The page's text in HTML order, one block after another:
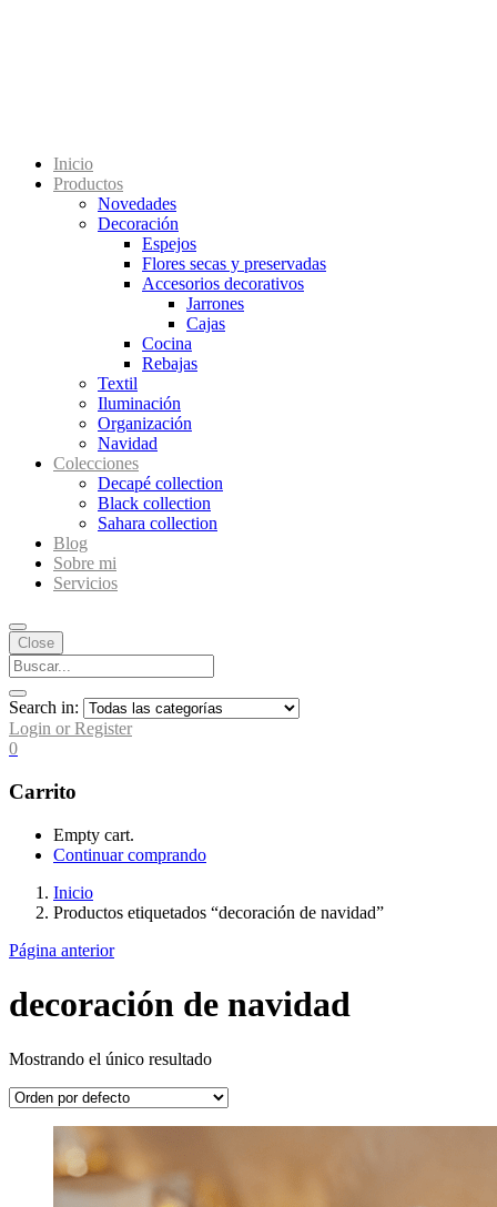
Inicio
Productos
Novedades
Decoración
Espejos
Flores secas y preservadas
Accesorios decorativos
Jarrones
Cajas
Cocina
Rebajas
Textil
Iluminación
Organización
Navidad
Colecciones
Decapé collection
Black collection
Sahara collection
Blog
Sobre mi
Servicios
Close
Search in:
Login or Register
0
Carrito
Empty cart.
Continuar comprando
Inicio
Productos etiquetados “decoración de navidad”
Página anterior
decoración de navidad
Mostrando el único resultado